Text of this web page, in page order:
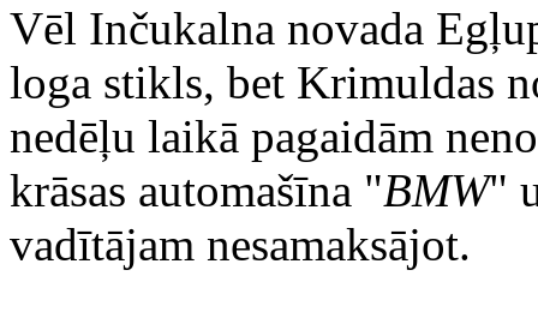
Vēl Inčukalna novada
loga stikls, bet Krimuldas
nedēļu laikā pagaidām
krāsas automašīna "BMW"
vadītājam nesamaksājot.